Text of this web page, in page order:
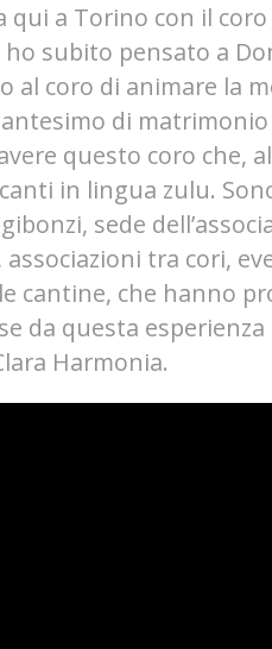
qui a Torino con il
subito pensato a
al coro di animare la
di
questo coro che,
in lingua zulu.
sede
tra cori,
cantine, che hanno
da questa
Harmonia.